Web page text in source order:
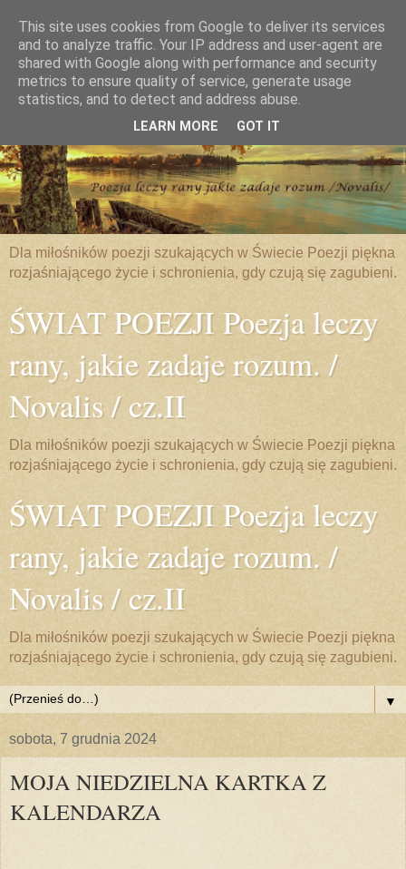
Dla miłośników poezji szukających w Świecie Poezji piękna
rozjaśniającego życie i schronienia, gdy czują się zagubieni.
ŚWIAT POEZJI Poezja leczy
rany, jakie zadaje rozum. /
Novalis / cz.II
Dla miłośników poezji szukających w Świecie Poezji piękna
rozjaśniającego życie i schronienia, gdy czują się zagubieni.
ŚWIAT POEZJI Poezja leczy
rany, jakie zadaje rozum. /
Novalis / cz.II
Dla miłośników poezji szukających w Świecie Poezji piękna
rozjaśniającego życie i schronienia, gdy czują się zagubieni.
▼
sobota, 7 grudnia 2024
MOJA NIEDZIELNA KARTKA Z
KALENDARZA
This site uses cookies from Google to deliver its services
and to analyze traffic. Your IP address and user-agent are
shared with Google along with performance and security
metrics to ensure quality of service, generate usage
statistics, and to detect and address abuse.
LEARN MORE GOT IT